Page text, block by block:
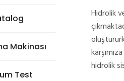
Hidrolik
hidrolik
Makinası
Test